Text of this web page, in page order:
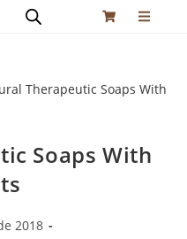
Soaps With
2018